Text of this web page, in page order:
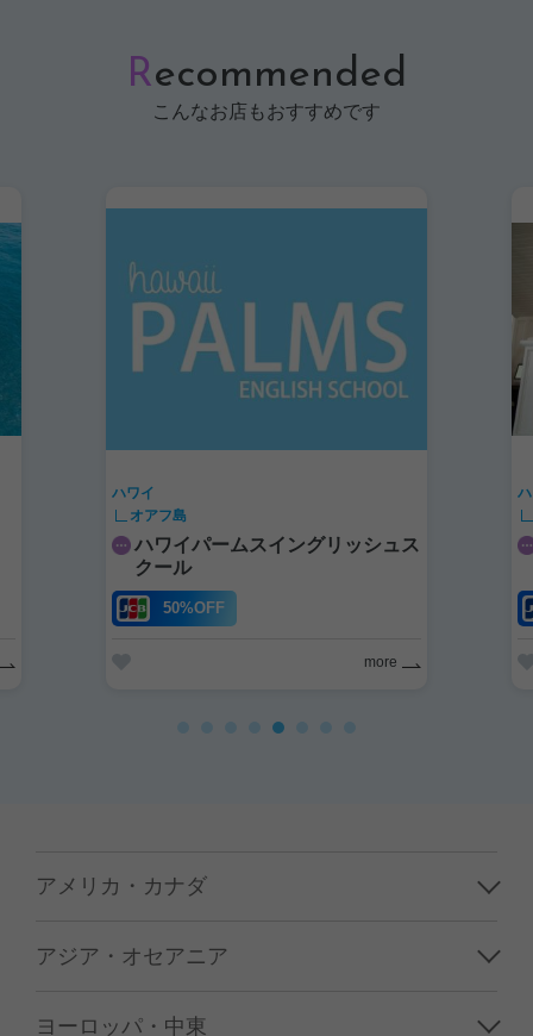
Recommended
こんなお店もおすすめです
ハワイ
オアフ島
ハワイパームスイングリッシュス
クール
50%OFF
more
アメリカ・カナダ
ハワイ
アジア・オセアニア
韓国
ヨーロッパ・中東